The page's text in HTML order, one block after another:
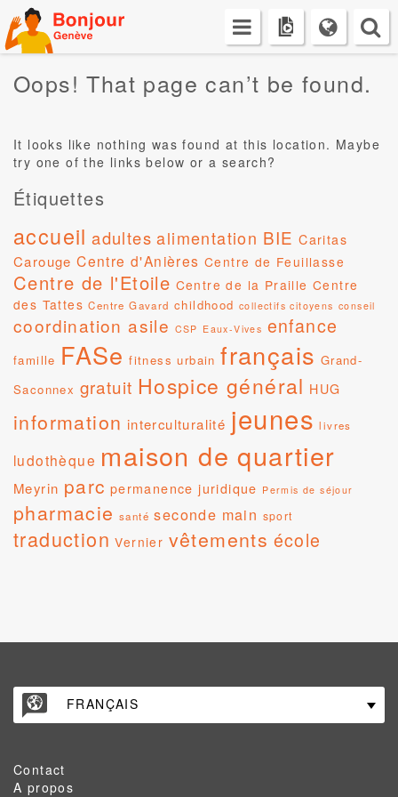
Skip
to
content
Oops! That page can’t be found.
It looks like nothing was found at this location. Maybe
try one of the links below or a search?
Étiquettes
accueil adultes alimentation BIE Caritas
Carouge Centre d'Anières Centre de Feuillasse
Centre de l'Etoile Centre de la Praille Centre
des Tattes Centre Gavard childhood collectifs citoyens conseil
coordination asile CSP Eaux-Vives enfance
famille FASe fitness urbain français Grand-
Saconnex gratuit Hospice général HUG
information interculturalité jeunes livres
ludothèque maison de quartier
Meyrin parc permanence juridique Permis de séjour
pharmacie santé seconde main sport
traduction Vernier vêtements école
FRANÇAIS
Contact
A propos